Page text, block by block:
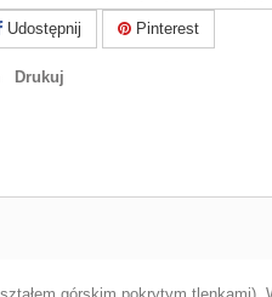
Udostępnij Pinterest
Drukuj